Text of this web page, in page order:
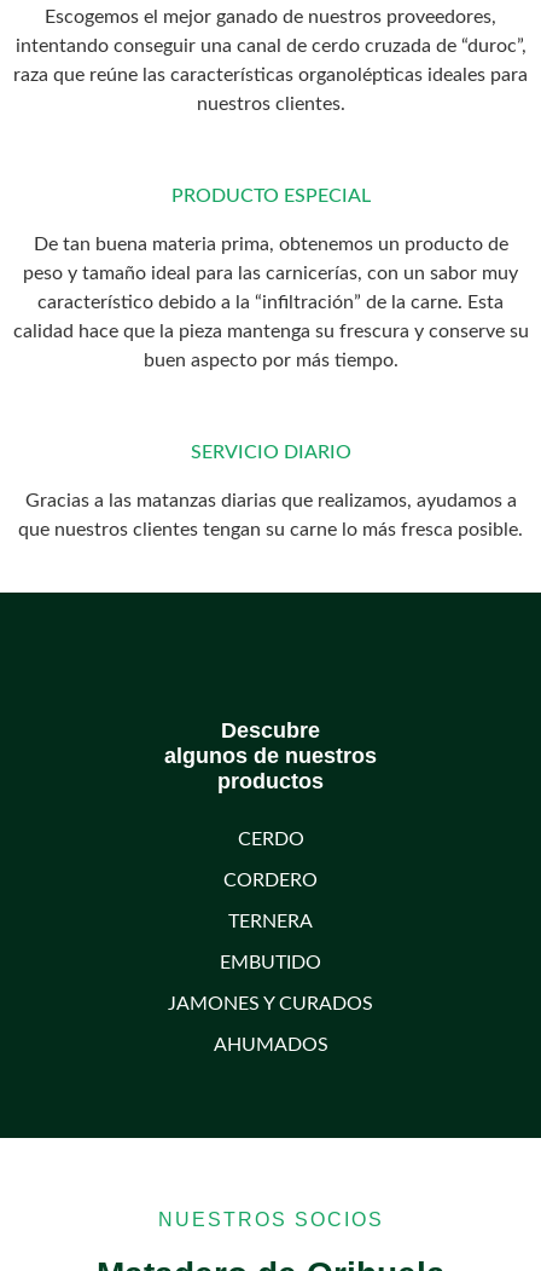
Escogemos el mejor ganado de nuestros proveedores,
intentando conseguir una canal de cerdo cruzada de “duroc”,
raza que reúne las características organolépticas ideales para
nuestros clientes.
PRODUCTO ESPECIAL
De tan buena materia prima, obtenemos un producto de
peso y tamaño ideal para las carnicerías, con un sabor muy
característico debido a la “infiltración” de la carne. Esta
calidad hace que la pieza mantenga su frescura y conserve su
buen aspecto por más tiempo.
SERVICIO DIARIO
Gracias a las matanzas diarias que realizamos, ayudamos a
que nuestros clientes tengan su carne lo más fresca posible.
Descubre
algunos de nuestros
productos
CERDO
CORDERO
TERNERA
EMBUTIDO
JAMONES Y CURADOS
AHUMADOS
NUESTROS SOCIOS